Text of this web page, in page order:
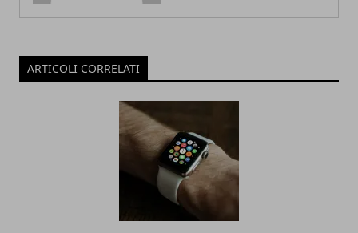
ARTICOLI CORRELATI